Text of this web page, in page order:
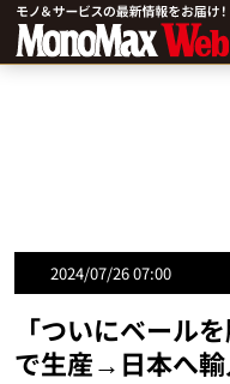
2024/07/26 07:00
「ついにベール
で生産→日本へ